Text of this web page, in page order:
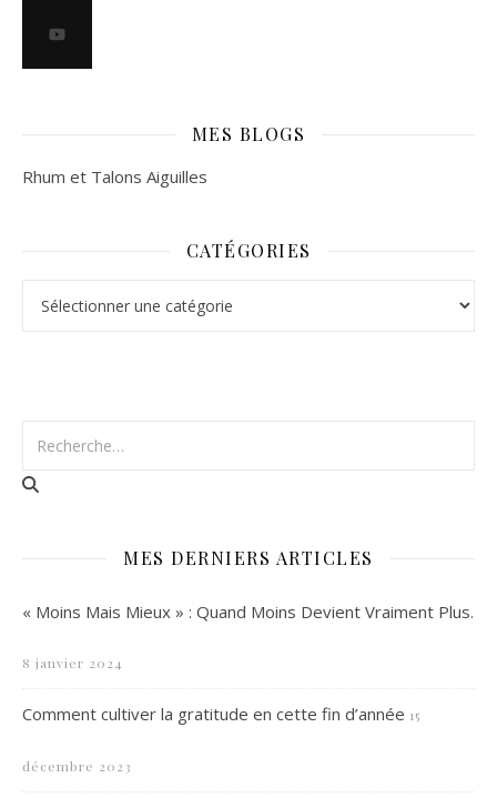
MES BLOGS
Rhum et Talons Aiguilles
CATÉGORIES
MES DERNIERS ARTICLES
« Moins Mais Mieux » : Quand Moins Devient Vraiment Plus.
8 janvier 2024
Comment cultiver la gratitude en cette fin d’année 15
décembre 2023